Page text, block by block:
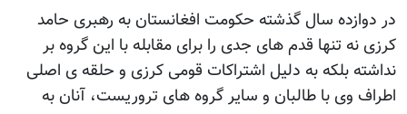
در دوازده سال گذشته حکومت افغانستان به رهبری حامد
کرزی نه تنها قدم های جدی را برای مقابله با این گروه بر
نداشته بلکه به دلیل اشتراکات قومی کرزی و حلقه ی اصلی
اطراف وی با طالبان و سایر گروه های تروریست، آنان به